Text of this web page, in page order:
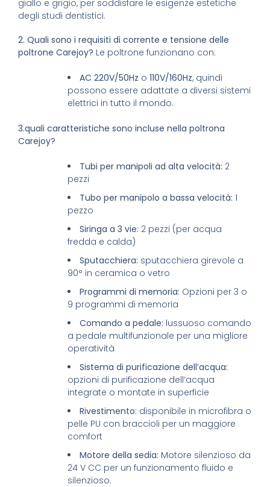
giallo e grigio, per soddisfare le esigenze estetiche
degli studi dentistici.
2. Quali sono i requisiti di corrente e tensione delle
poltrone Carejoy? Le poltrone funzionano con:
AC 220V/50Hz o 110V/160Hz, quindi
possono essere adattate a diversi sistemi
elettrici in tutto il mondo.
3.quali caratteristiche sono incluse nella poltrona
Carejoy?
Tubi per manipoli ad alta velocità: 2
pezzi
Tubo per manipolo a bassa velocità: 1
pezzo
Siringa a 3 vie: 2 pezzi (per acqua
fredda e calda)
Sputacchiera: sputacchiera girevole a
90° in ceramica o vetro
Programmi di memoria: Opzioni per 3 o
9 programmi di memoria
Comando a pedale: lussuoso comando
a pedale multifunzionale per una migliore
operatività
Sistema di purificazione dell’acqua:
opzioni di purificazione dell’acqua
integrate o montate in superficie
Rivestimento: disponibile in microfibra o
pelle PU con braccioli per un maggiore
comfort
Motore della sedia: Motore silenzioso da
24 V CC per un funzionamento fluido e
silenzioso.